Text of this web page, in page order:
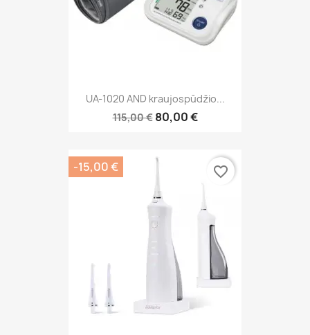
UA-1020 AND kraujospūdžio...
115,00 € 80,00 €
-15,00 € favorite_border